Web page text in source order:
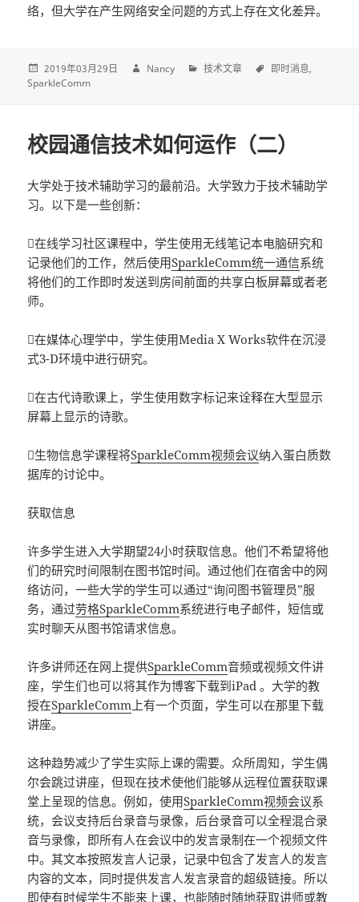
络，但大学在产生网络安全问题的方式上存在文化差异。
2019年03月29日 Nancy 技术文章
即时消息
SparkleComm
校园通信技术如何运作（二）
大学处于技术辅助学习的最前沿。大学致力于技术辅助学
习。以下是一些创新：
在线学习社区课程中，学生使用无线笔记本电脑研究和
记录他们的工作，然后使用SparkleComm统一通信系统
将他们的工作即时发送到房间前面的共享白板屏幕或者老
师。
在媒体心理学中，学生使用Media X Works软件在沉浸
式3-D环境中进行研究。
在古代诗歌课上，学生使用数字标记来诠释在大型显示
屏幕上显示的诗歌。
生物信息学课程将SparkleComm视频会议纳入蛋白质数
据库的讨论中。
获取信息
许多学生进入大学期望24小时获取信息。他们不希望将他
们的研究时间限制在图书馆时间。通过他们在宿舍中的网
络访问，一些大学的学生可以通过“询问图书管理员”服
务，通过劳格SparkleComm系统进行电子邮件，短信或
实时聊天从图书馆请求信息。
许多讲师还在网上提供SparkleComm音频或视频文件讲
座，学生们也可以将其作为博客下载到iPad 。大学的教
授在SparkleComm 上有一个页面，学生可以在那里下载
讲座。
这种趋势减少了学生实际上课的需要。众所周知，学生偶
尔会跳过讲座，但现在技术使他们能够从远程位置获取课
堂上呈现的信息。例如，使用SparkleComm视频会议系
统，会议支持后台录音与录像，后台录音可以全程混合录
音与录像，即所有人在会议中的发言录制在一个视频文件
中。其文本按照发言人记录，记录中包含了发言人的发言
内容的文本，同时提供发言人发言录音的超级链接。所以
即使有时候学生不能来上课，也能随时随地获取讲师或教